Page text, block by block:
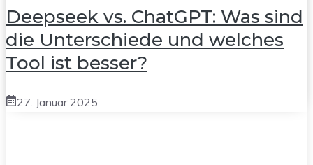
Deepseek vs. ChatGPT: Was sind
die Unterschiede und welches
Tool ist besser?
27. Januar 2025